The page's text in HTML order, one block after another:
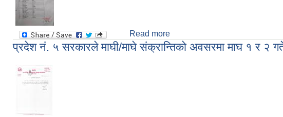
Read more
प्रदेश नं. ५ सरकारले माघी/माघे संक्रान्तिको अवसरमा माघ १ र २ गते